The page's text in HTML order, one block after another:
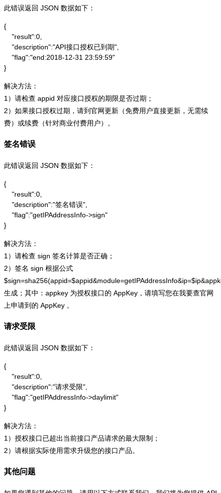
此错误返回 JSON 数据如下：
{
    "result":0,
    "description":"API接口授权已到期",
    "flag":"end:2018-12-31 23:59:59"
}
解决方法：
1）请检查 appid 对应接口授权的期限是否过期；
2）如果接口授权过期，请到官网更新（免费用户直接更新，无需续
费）或续费（针对商业付费用户）。
签名错误
此错误返回 JSON 数据如下：
{
    "result":0,
    "description":"签名错误",
    "flag":"getIPAddressInfo->sign"
}
解决方法：
1）请检查 sign 签名计算是否正确；
2）签名 sign 根据公式
生成；其中：appkey 为授权接口的 AppKey，请填写您在我要查官网
上申请到的 AppKey 。
请求受限
此错误返回 JSON 数据如下：
{
    "result":0,
    "description":"请求受限",
    "flag":"getIPAddressInfo->daylimit"
}
解决方法：
1）授权接口已超出当前接口产品请求的最大限制；
2）请根据实际使用需求升级您的接口产品。
其他问题